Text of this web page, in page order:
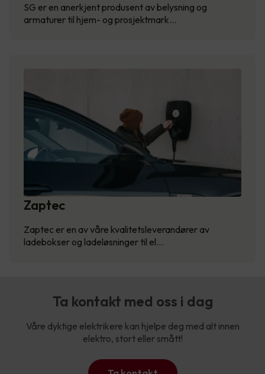
SG er en anerkjent produsent av belysning og
armaturer til hjem- og prosjektmark…
Zaptec
Zaptec er en av våre kvalitetsleverandører av
ladebokser og ladeløsninger til el…
Ta kontakt med oss i dag
Våre dyktige elektrikere kan hjelpe deg med alt innen
elektro, stort eller smått!